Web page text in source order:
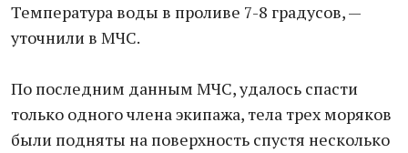
Температура воды в проливе 7-8 градусов, —
уточнили в МЧС.
По последним данным МЧС, удалось спасти
только одного члена экипажа, тела трех моряков
были подняты на поверхность спустя несколько